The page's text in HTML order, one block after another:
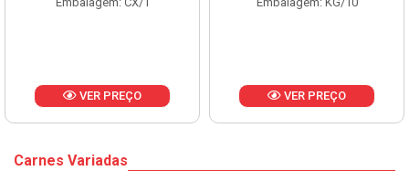
VER PREÇO VER PREÇO
Carnes Variadas